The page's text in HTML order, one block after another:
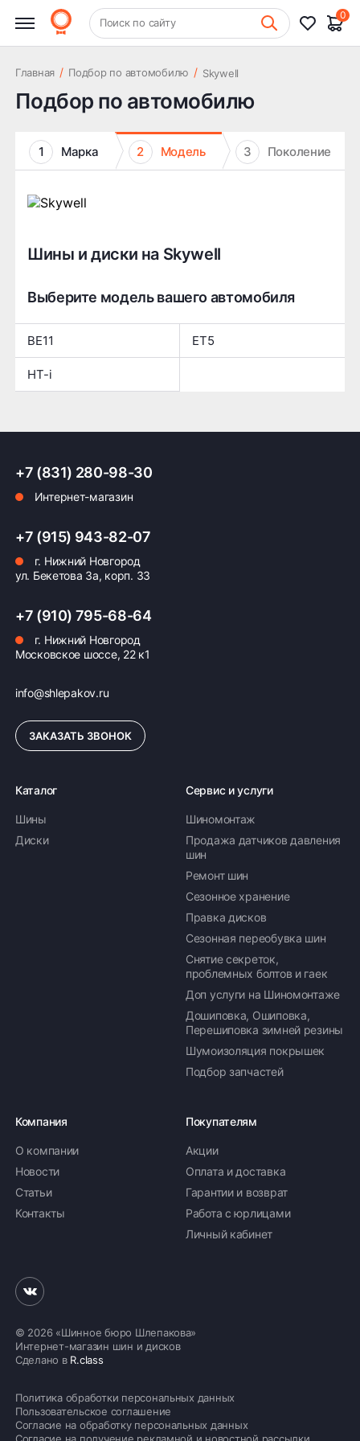
+7 (831) 261-35-35 Шиномонтаж
Поиск по сайту
0
Главная / Подбор по автомобилю / Skywell
Подбор по автомобилю
1 Марка 2 Модель 3 Поколение
Шины и диски на Skywell
Выберите модель вашего автомобиля
BE11 ET5
HT-i
+7 (831) 280-98-30
Интернет-магазин
+7 (915) 943-82-07
г. Нижний Новгород
ул. Бекетова 3а, корп. 33
+7 (910) 795-68-64
г. Нижний Новгород
Московское шоссе, 22 к1
info@shlepakov.ru
ЗАКАЗАТЬ ЗВОНОК
Каталог
Шины
Диски
Сервис и услуги
Шиномонтаж
Продажа датчиков давления
шин
Ремонт шин
Сезонное хранение
Правка дисков
Сезонная переобувка шин
Снятие секреток,
проблемных болтов и гаек
Доп услуги на Шиномонтаже
Дошиповка, Ошиповка,
Перешиповка зимней резины
Шумоизоляция покрышек
Подбор запчастей
Компания
О компании
Новости
Статьи
Контакты
Покупателям
Акции
Оплата и доставка
Гарантии и возврат
Работа с юрлицами
Личный кабинет
© 2026 «Шинное бюро Шлепакова»
Интернет-магазин шин и дисков
Сделано в R.class
Политика обработки персональных данных
Пользовательское соглашение
Согласие на обработку персональных данных